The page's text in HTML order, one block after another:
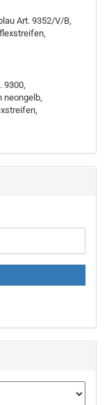
Art. 9352/V/B,
9300,
neongelb,